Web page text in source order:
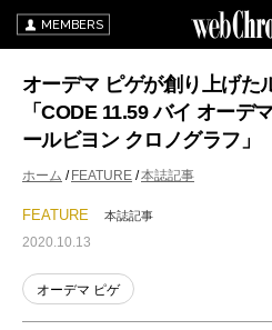
MEMBERS
オーデマ ピゲが創り上げた
「CODE 11.59 バイ オーデ
ールビヨン クロノグラフ」
ホーム FEATURE 本誌記事
FEATURE 本誌記事
2020.10.13
オーデマ ピゲ